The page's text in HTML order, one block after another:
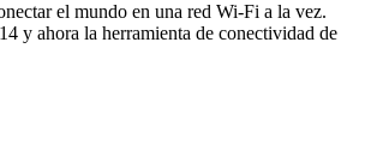
el mundo en una red Wi-Fi a la vez.
y ahora la herramienta de conectividad de